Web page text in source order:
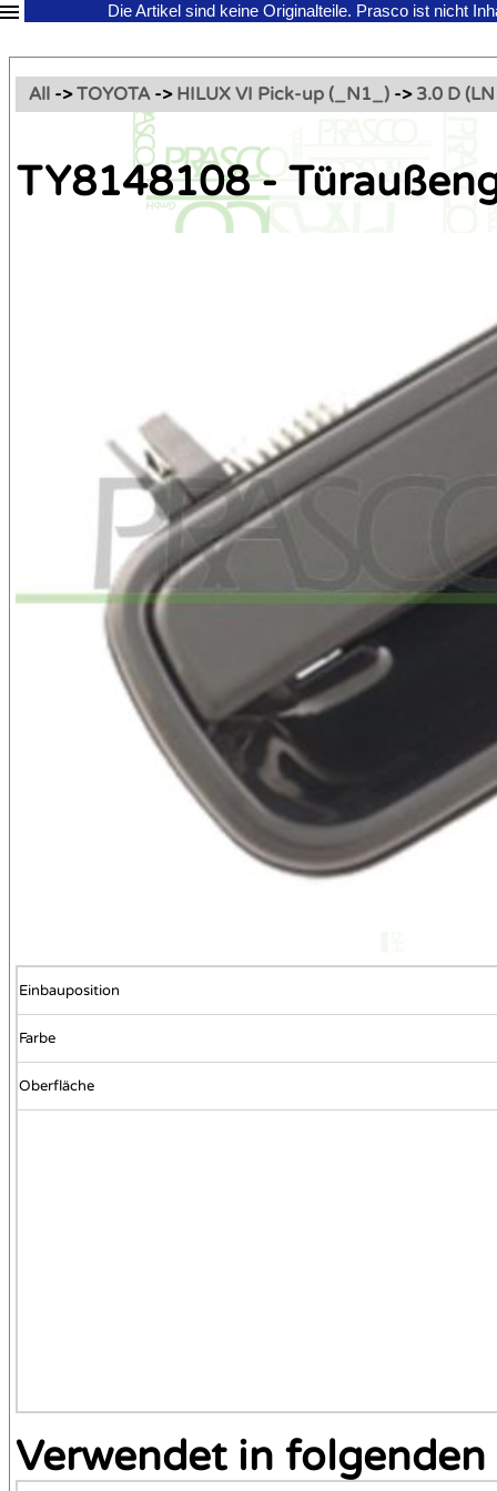
Die Artikel sind keine Originalteile. Prasco ist nicht
All ->TOYOTA -> HILUX VI Pick-up (_N1_) -> 3.0 D
TY8148108 -
Einbauposition
Farbe
Oberfläche
Verwendet in folgenden